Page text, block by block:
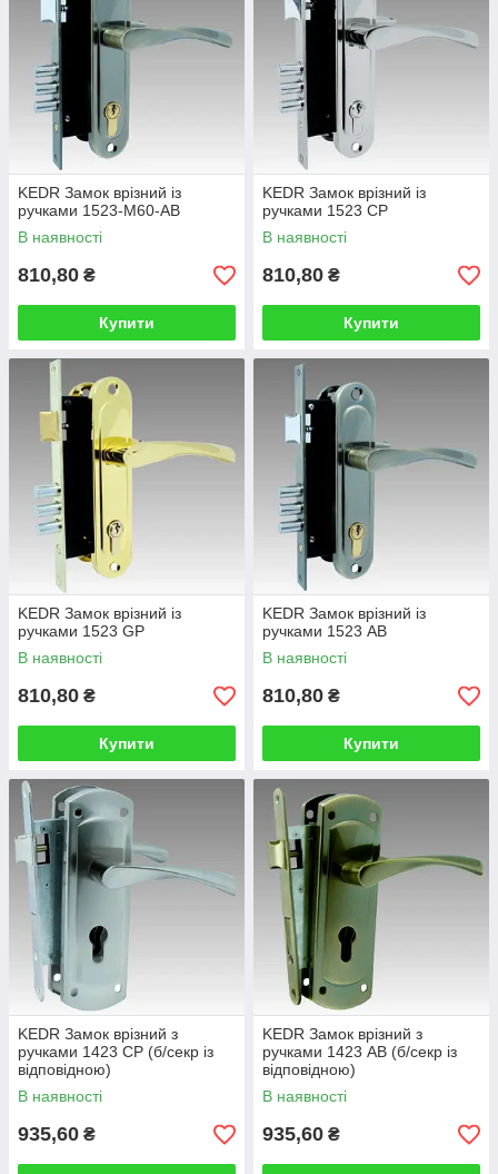
KEDR Замок врізний із
ручками 1523-M60-AB
В наявності
810,80 ₴
Купити
KEDR Замок врізний із
ручками 1523 СР
В наявності
810,80 ₴
Купити
KEDR Замок врізний із
ручками 1523 GР
В наявності
810,80 ₴
Купити
KEDR Замок врізний із
ручками 1523 AB
В наявності
810,80 ₴
Купити
KEDR Замок врізний з
ручками 1423 СР (б/секр із
відповідною)
В наявності
935,60 ₴
KEDR Замок врізний з
ручками 1423 АВ (б/секр із
відповідною)
В наявності
935,60 ₴